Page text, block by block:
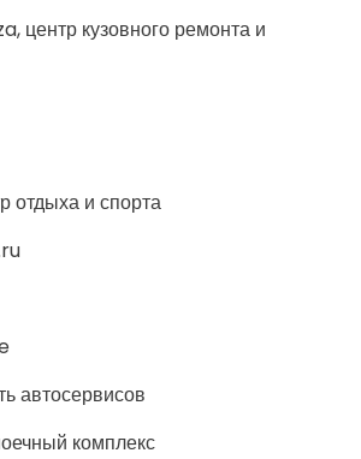
центр кузовного ремонта и
отдыха и спорта
автосервисов
комплекс